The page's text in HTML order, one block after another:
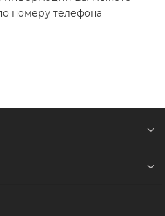
номеру телефона